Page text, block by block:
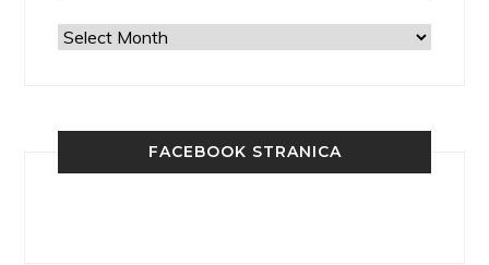
Arhiva
FACEBOOK STRANICA